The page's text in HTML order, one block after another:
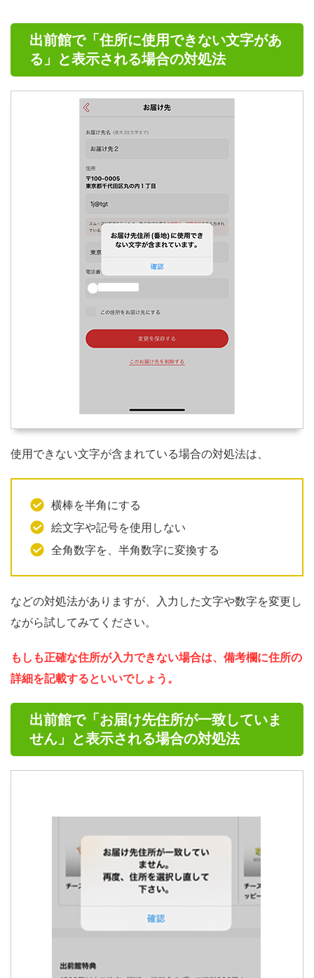
出前館で「住所に使用できない文字があ
る」と表示される場合の対処法
使用できない文字が含まれている場合の対処法は、
横棒を半角にする
絵文字や記号を使用しない
全角数字を、半角数字に変換する
などの対処法がありますが、入力した文字や数字を変更し
ながら試してみてください。
もしも正確な住所が入力できない場合は、備考欄に住所の
詳細を記載するといいでしょう。
出前館で「お届け先住所が一致していま
せん」と表示される場合の対処法